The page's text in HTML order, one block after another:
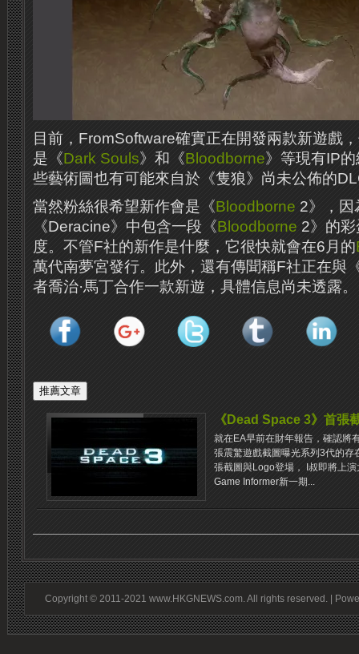
目前，FromSoftware確實正在開發兩款新遊戲
是《Dark Souls》和《Bloodborne》等現有IP
些藝術圖也有可能來自於《隻狼》尚未公佈的
當然粉絲很希望新作會是《Bloodborne 2》，因
《Deracine》中包含一段《Bloodborne 2》的
度。不管F社的新作是什麼，它很快就會在6月的
萬代南夢宮發行。此外，還有傳聞稱F社正在與
者喬治·馬丁合作一款新遊，具體信息尚未透露。
《Dead Space 3》首張
就在EA早前在財年報告，確認將
張震驚遊戲截圖曝光系列3代的
張截圖與Logo登場， I叔即將上
Game Informer新一期...
Copyright © 2011-2021 www.HKGNEWS.com. All rights reserved. |